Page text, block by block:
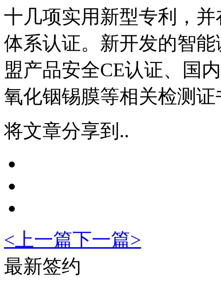
十几项实用新型专利，并
体系认证。新开发的智
盟产品安全CE认证、国
氧化铟锡膜等相关检测证
将文章分享到..
< 上一篇下一篇>
最新签约